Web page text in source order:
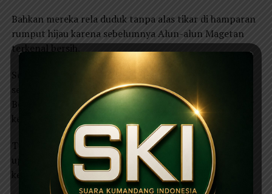
Bahkan mereka rela duduk tanpa alas tikar di hamparan
rumput hijau karena sebelumnya Alun-alun Magetan
terkenal bersih.
Seperti salah satu warga Kauman Magetan mengaku
senang karena dapat melihat upacara penurunan
Bendera Merah Putih dalam rangka memperingati HUT
ke-77 RI di Alun–alun Magetan dari dekat.
Tujuan mereka hanya ingin melihat dari dekat proses
upacara penurunan Bendera Merah Putih. Rasa
keinginan tahuannya karena kangen ingin melihat.